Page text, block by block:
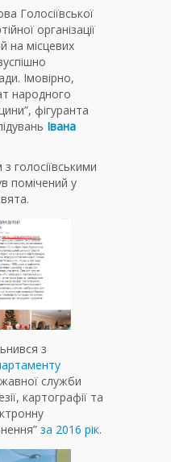
Голосіївської
організації
на місцевих
Імовірно,
народного
фігуранта
Івана
голосіївськими
помічений у
з
служби
картографії та
за 2016 рік.